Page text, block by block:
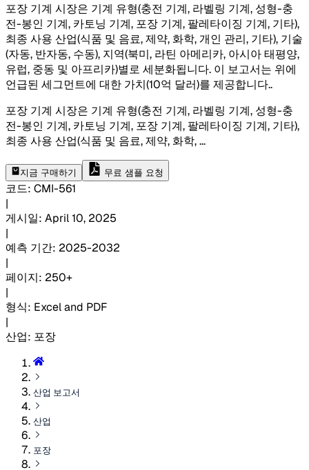
포장 기계 시장은 기계 유형(충전 기계, 라벨링 기계, 성형-충
전-봉인 기계, 카토닝 기계, 포장 기계, 팔레타이징 기계, 기타),
최종 사용 산업(식품 및 음료, 제약, 화학, 개인 관리, 기타), 기술
(자동, 반자동, 수동), 지역(북미, 라틴 아메리카, 아시아 태평양,
유럽, 중동 및 아프리카)별로 세분화됩니다. 이 보고서는 위에
언급된 세그먼트에 대한 가치(10억 달러)를 제공합니다..
포장 기계 시장은 기계 유형(충전 기계, 라벨링 기계, 성형-충
전-봉인 기계, 카토닝 기계, 포장 기계, 팔레타이징 기계, 기타),
최종 사용 산업(식품 및 음료, 제약, 화학,...
지금 구매하기 무료 샘플 요청
코드: CMI-561
|
게시일: April 10, 2025
|
예측 기간: 2025-2032
|
페이지: 250+
|
형식: Excel and PDF
|
산업: 포장
산업 보고서
산업
포장